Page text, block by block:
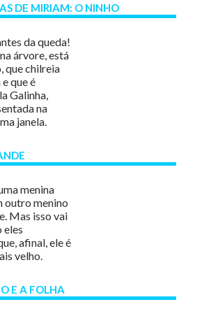
DE MIRIAM: O NINHO
da queda!
árvore, está
que chilreia
que é
Galinha,
na
janela.
menina
outro menino
Mas isso vai
eles
afinal, ele é
velho.
E A FOLHA